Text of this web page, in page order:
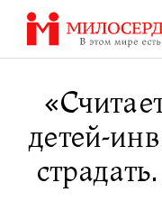
Перейти
содержанию
детей-